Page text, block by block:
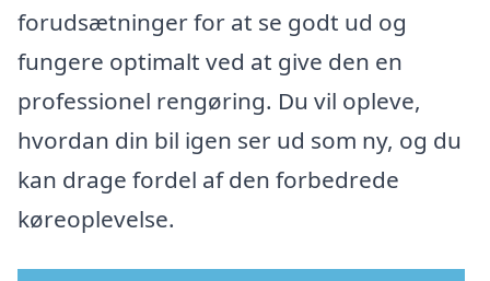
forudsætninger for at se godt ud og
fungere optimalt ved at give den en
professionel rengøring. Du vil opleve,
hvordan din bil igen ser ud som ny, og du
kan drage fordel af den forbedrede
køreoplevelse.